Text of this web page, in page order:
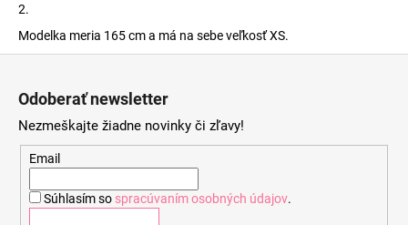
2.
Modelka meria 165 cm a má na sebe veľkosť XS.
Odoberať newsletter
Nezmeškajte žiadne novinky či zľavy!
Email
Súhlasím so spracúvaním osobných údajov.